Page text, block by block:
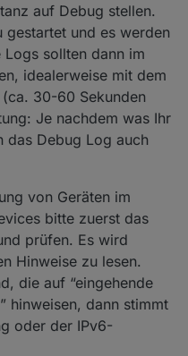
auf Debug stellen.
und es werden
sollten dann im
idealerweise mit dem
30-60 Sekunden
Je nachdem was Ihr
das Debug Log auch
von Geräten im
bitte zuerst das
prüfen. Es wird
Hinweise zu lesen.
die auf “eingehende
hinweisen, dann stimmt
oder der IPv6-